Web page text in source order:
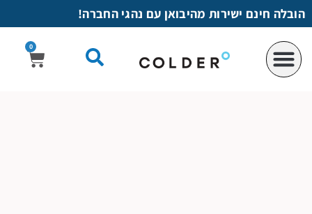
לתוכן
הובלה חינם ישירות מהיבואן עם נהגי החברה!
0